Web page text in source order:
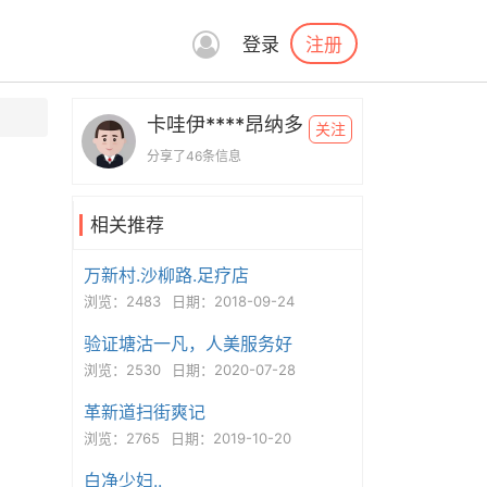
登录 注册
卡哇伊****昂纳多
分享了46条信息
关注
相关推荐
万新村.沙柳路.足疗店
浏览：2483 日期：2018-09-24
验证塘沽一凡，人美服务好
浏览：2530 日期：2020-07-28
革新道扫街爽记
浏览：2765 日期：2019-10-20
白净少妇..